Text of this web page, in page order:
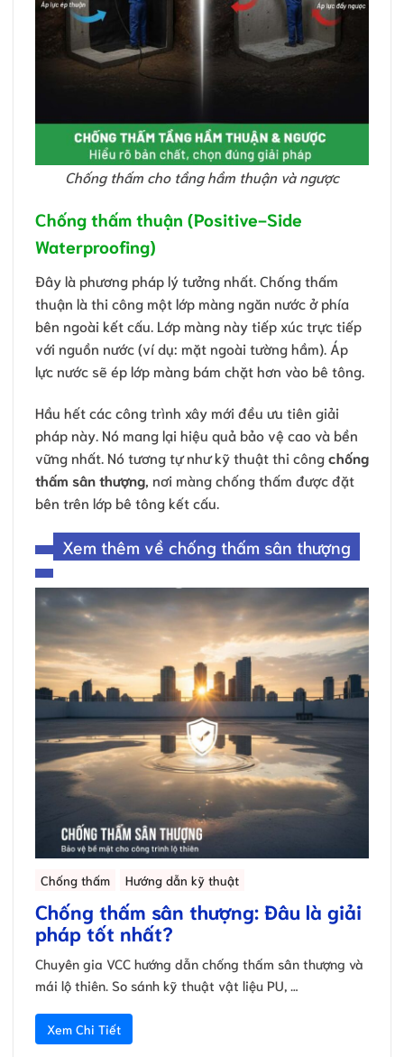
Chống thấm cho tầng hầm thuận và ngược
Chống thấm thuận (Positive-Side
Waterproofing)
Đây là phương pháp lý tưởng nhất. Chống thấm
thuận là thi công một lớp màng ngăn nước ở phía
bên ngoài kết cấu. Lớp màng này tiếp xúc trực tiếp
với nguồn nước (ví dụ: mặt ngoài tường hầm). Áp
lực nước sẽ ép lớp màng bám chặt hơn vào bê tông.
Hầu hết các công trình xây mới đều ưu tiên giải
pháp này. Nó mang lại hiệu quả bảo vệ cao và bền
vững nhất. Nó tương tự như kỹ thuật thi côngchống
thấm sân thượng , nơi màng chống thấm được đặt
bên trên lớp bê tông kết cấu.
Xem thêm về chống thấm sân thượng
Chống thấm Hướng dẫn kỹ thuật
Chống thấm sân thượng: Đâu là giải
pháp tốt nhất?
Chuyên gia VCC hướng dẫn chống thấm sân thượng và
mái lộ thiên. So sánh kỹ thuật vật liệu PU, …
Xem Chi Tiết